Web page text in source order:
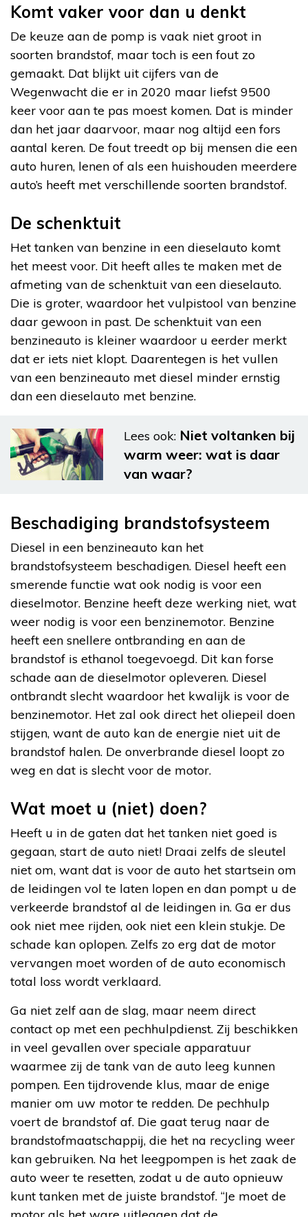
Komt vaker voor dan u denkt
De keuze aan de pomp is vaak niet groot in
soorten brandstof, maar toch is een fout zo
gemaakt. Dat blijkt uit cijfers van de
Wegenwacht die er in 2020 maar liefst 9500
keer voor aan te pas moest komen. Dat is minder
dan het jaar daarvoor, maar nog altijd een fors
aantal keren. De fout treedt op bij mensen die een
auto huren, lenen of als een huishouden meerdere
auto’s heeft met verschillende soorten brandstof.
De schenktuit
Het tanken van benzine in een dieselauto komt
het meest voor. Dit heeft alles te maken met de
afmeting van de schenktuit van een dieselauto.
Die is groter, waardoor het vulpistool van benzine
daar gewoon in past. De schenktuit van een
benzineauto is kleiner waardoor u eerder merkt
dat er iets niet klopt. Daarentegen is het vullen
van een benzineauto met diesel minder ernstig
dan een dieselauto met benzine.
Lees ook: Niet voltanken bij
warm weer: wat is daar
van waar?
Beschadiging brandstofsysteem
Diesel in een benzineauto kan het
brandstofsysteem beschadigen. Diesel heeft een
smerende functie wat ook nodig is voor een
dieselmotor. Benzine heeft deze werking niet, wat
weer nodig is voor een benzinemotor. Benzine
heeft een snellere ontbranding en aan de
brandstof is ethanol toegevoegd. Dit kan forse
schade aan de dieselmotor opleveren. Diesel
ontbrandt slecht waardoor het kwalijk is voor de
benzinemotor. Het zal ook direct het oliepeil doen
stijgen, want de auto kan de energie niet uit de
brandstof halen. De onverbrande diesel loopt zo
weg en dat is slecht voor de motor.
Wat moet u (niet) doen?
Heeft u in de gaten dat het tanken niet goed is
gegaan, start de auto niet! Draai zelfs de sleutel
niet om, want dat is voor de auto het startsein om
de leidingen vol te laten lopen en dan pompt u de
verkeerde brandstof al de leidingen in. Ga er dus
ook niet mee rijden, ook niet een klein stukje. De
schade kan oplopen. Zelfs zo erg dat de motor
vervangen moet worden of de auto economisch
total loss wordt verklaard.
Ga niet zelf aan de slag, maar neem direct
contact op met een pechhulpdienst. Zij beschikken
in veel gevallen over speciale apparatuur
waarmee zij de tank van de auto leeg kunnen
pompen. Een tijdrovende klus, maar de enige
manier om uw motor te redden. De pechhulp
voert de brandstof af. Die gaat terug naar de
brandstofmaatschappij, die het na recycling weer
kan gebruiken. Na het leegpompen is het zaak de
auto weer te resetten, zodat u de auto opnieuw
kunt tanken met de juiste brandstof. “Je moet de